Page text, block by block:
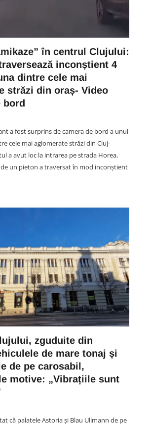
în centrul Clujului:
inconștient 4
dintre cele mai
străzi din oraș- Video
bord
a fost surprins de camera de bord a unui
cele mai aglomerate străzi din Cluj-
a avut loc la intrarea pe strada Horea,
un pieton a traversat în mod inconștient
zguduite din
de mare tonaj și
de pe carosabil,
motive: „Vibrațiile sunt
că palatele Astoria și Blau Ullmann de pe